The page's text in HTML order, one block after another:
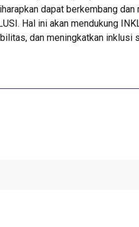
dapat berkembang
Hal ini akan mendukung
dan meningkatkan inklusi